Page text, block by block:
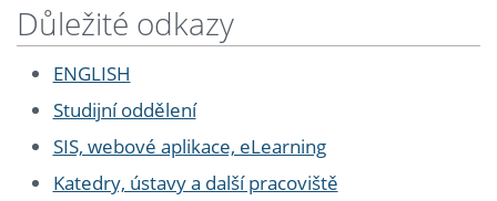
Důležité odkazy
ENGLISH
Studijní oddělení
SIS, webové aplikace, eLearning
Katedry, ústavy a další pracoviště